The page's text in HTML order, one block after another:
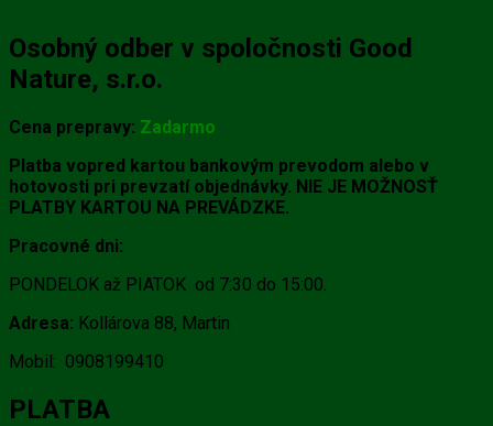
Osobný odber v spoločnosti Good
Nature, s.r.o.
Cena prepravy: Zadarmo
Platba vopred kartou bankovým prevodom alebo v
hotovosti pri prevzatí objednávky. NIE JE MOŽNOSŤ
PLATBY KARTOU NA PREVÁDZKE.
Pracovné dni:
PONDELOK až PIATOK od 7:30 do 15:00.
Adresa: Kollárova 88, Martin
Mobil: 0908199410
PLATBA